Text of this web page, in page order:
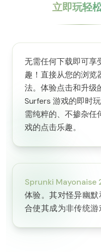
立即玩轻
无需任何下载即可享
趣！直接从您的浏览
法。体验点击和升级
Surfers 游戏的即时
需纯粹的、不掺杂任
戏的点击乐趣。
Sprunki Mayonaise
体验。其对怪异幽
合使其成为非传统游